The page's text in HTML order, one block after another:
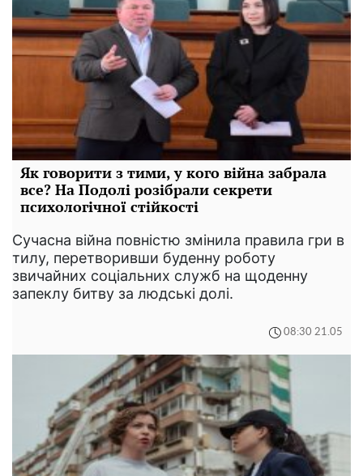
Як говорити з тими, у кого війна забрала
все? На Подолі розібрали секрети
психологічної стійкості
Сучасна війна повністю змінила правила гри в
тилу, перетворивши буденну роботу
звичайних соціальних служб на щоденну
запеклу битву за людські долі.
08:30 21.05